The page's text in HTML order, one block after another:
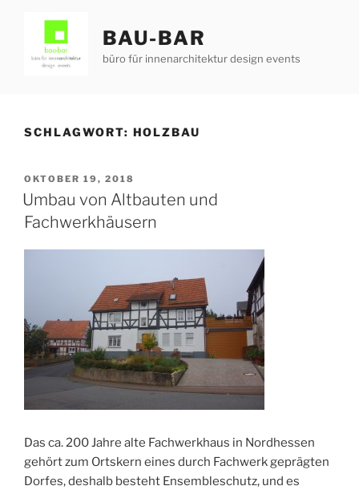
springen
BAU-BAR
büro für innenarchitektur design events
SCHLAGWORT: HOLZBAU
VERÖFFENTLICHT
AM
OKTOBER 19, 2018
Umbau von Altbauten und
Fachwerkhäusern
Das ca. 200 Jahre alte Fachwerkhaus in Nordhessen
gehört zum Ortskern eines durch Fachwerk geprägten
Dorfes, deshalb besteht Ensembleschutz, und es